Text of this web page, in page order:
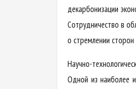
декарбонизации
Сотрудничество в
о стремлении сторон
Научно-
Одной из наиболее